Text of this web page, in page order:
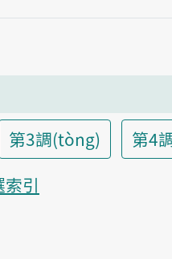
第3調(tòng) 第4
引